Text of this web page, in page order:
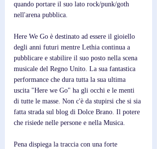
quando portare il suo lato rock/punk/goth
nell'arena pubblica.
Here We Go è destinato ad essere il gioiello
degli anni futuri mentre Lethia continua a
pubblicare e stabilire il suo posto nella scena
musicale del Regno Unito. La sua fantastica
performance che dura tutta la sua ultima
uscita "Here we Go" ha gli occhi e le menti
di tutte le masse. Non c'è da stupirsi che si sia
fatta strada sul blog di Dolce Brano. Il potere
che risiede nelle persone e nella Musica.
Pena dispiega la traccia con una forte